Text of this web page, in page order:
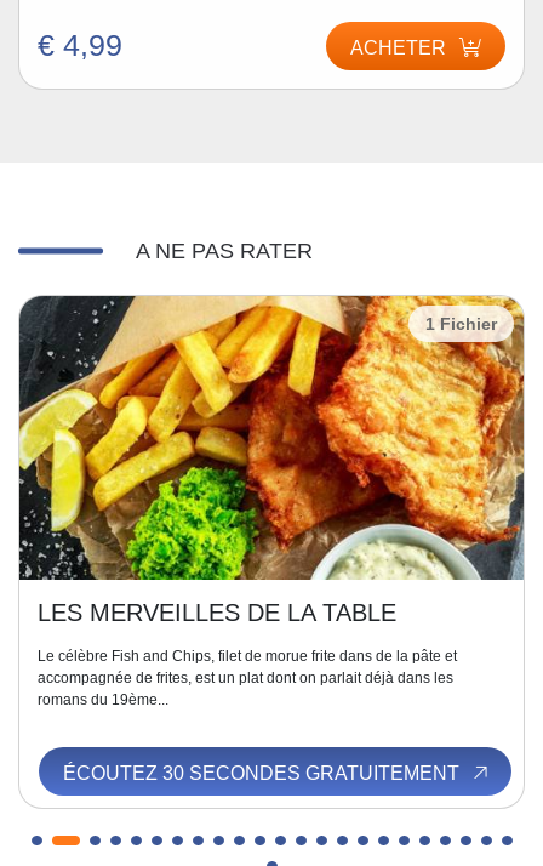
€ 4,99 ACHETER
A NE PAS RATER
1 Fichier
LES MERVEILLES DE LA TABLE
Le célèbre Fish and Chips, filet de morue frite dans de la pâte et
accompagnée de frites, est un plat dont on parlait déjà dans les
romans du 19ème...
ÉCOUTEZ 30 SECONDES GRATUITEMENT